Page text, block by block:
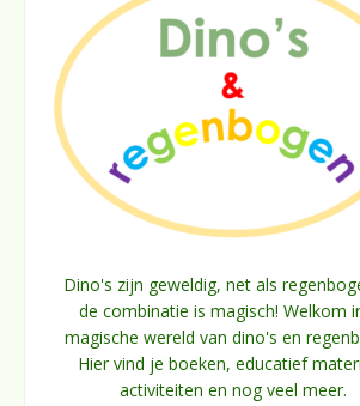
Dino's zijn geweldig, net als
de combinatie is magisch! Welkom
magische wereld van dino's en
Hier vind je boeken, educatief
activiteiten en nog veel meer.